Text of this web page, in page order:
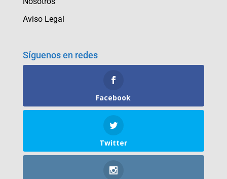
Aviso Legal
Síguenos en redes
Facebook
Twitter